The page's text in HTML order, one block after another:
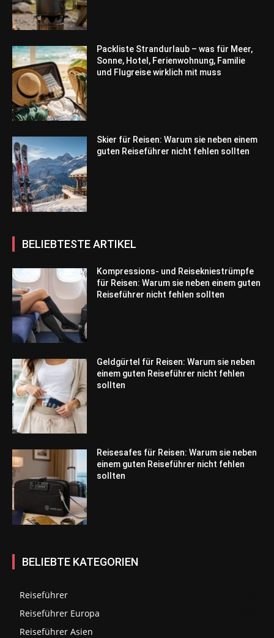
Packliste Strandurlaub – was für Meer,
Sonne, Hotel, Ferienwohnung, Familie
und Flugreise wirklich mit muss
Skier für Reisen: Warum sie neben einem
guten Reiseführer nicht fehlen sollten
BELIEBTESTE ARTIKEL
Kompressions- und Reisekniestrümpfe
für Reisen: Warum sie neben einem guten
Reiseführer nicht fehlen sollten
Geldgürtel für Reisen: Warum sie neben
einem guten Reiseführer nicht fehlen
sollten
Reisesafes für Reisen: Warum sie neben
einem guten Reiseführer nicht fehlen
sollten
BELIEBTE KATEGORIEN
Reiseführer
Reiseführer Europa
Reiseführer Asien